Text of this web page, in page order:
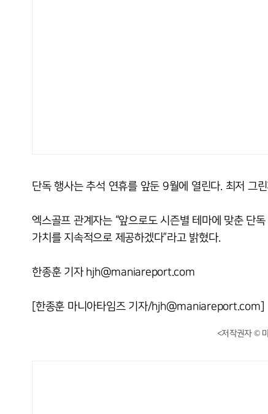
단독 행사는 추석 연휴를 앞둔 9월에 열린다. 최저 그
엑스골프 관계자는 “앞으로도 시즌별 테마에 맞춘 단
가치를 지속적으로 제공하겠다”라고 밝혔다.
한종훈 기자 hjh@maniareport.com
[한종훈 마니아타임즈 기자/hjh@maniareport.com]
<저작권자 ©